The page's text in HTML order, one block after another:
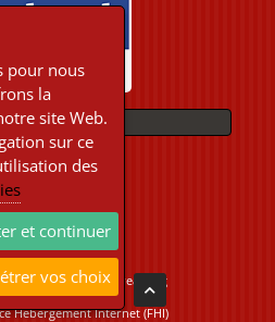
Webradio Streaming
droits réservés
Hebergement Internet (FHI)
pour nous
la
site Web.
sur ce
des
et continuer
vos choix